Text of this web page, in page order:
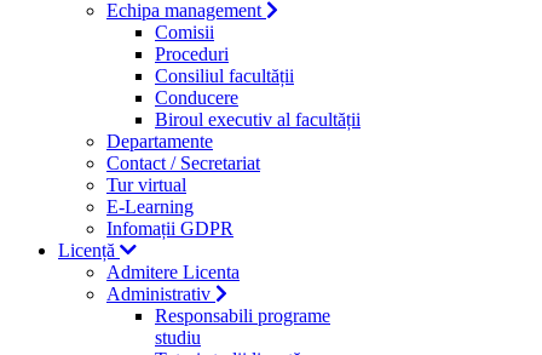
Echipa management
Comisii
Proceduri
Consiliul facultății
Conducere
Biroul executiv al facultății
Departamente
Contact / Secretariat
Tur virtual
E-Learning
Infomații GDPR
Licență
Admitere Licenta
Administrativ
Responsabili programe
studiu